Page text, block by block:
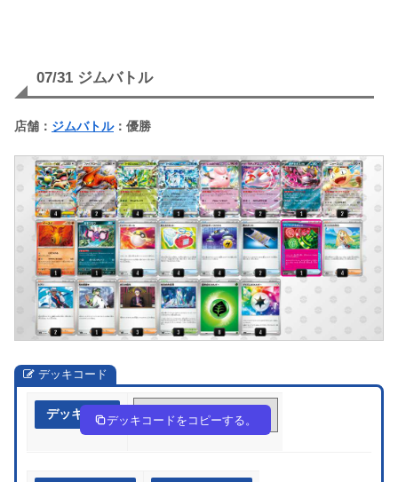
07/31 ジムバトル
店舗： ジムバトル：優勝
デッキコード
デッキ作成 bvkkF5-It6tgT-dfVkkv
デッキコードをコピーする。